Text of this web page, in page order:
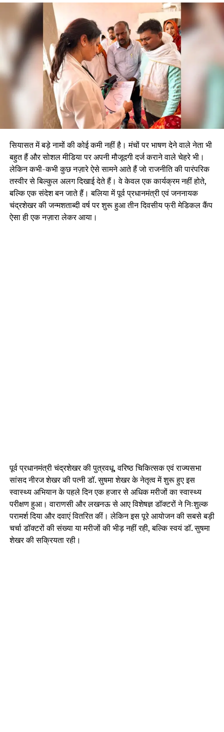
सियासत में बड़े नामों की कोई कमी नहीं है। मंचों पर भाषण देने वाले नेता भी
बहुत हैं और सोशल मीडिया पर अपनी मौजूदगी दर्ज कराने वाले चेहरे भी।
लेकिन कभी-कभी कुछ नज़ारे ऐसे सामने आते हैं जो राजनीति की पारंपरिक
तस्वीर से बिल्कुल अलग दिखाई देते हैं। वे केवल एक कार्यक्रम नहीं होते,
बल्कि एक संदेश बन जाते हैं। बलिया में पूर्व प्रधानमंत्री एवं जननायक
चंद्रशेखर की जन्मशताब्दी वर्ष पर शुरू हुआ तीन दिवसीय फ्री मेडिकल कैंप
ऐसा ही एक नज़ारा लेकर आया।
पूर्व प्रधानमंत्री चंद्रशेखर की पुत्रवधू, वरिष्ठ चिकित्सक एवं राज्यसभा
सांसद नीरज शेखर की पत्नी डॉ. सुषमा शेखर के नेतृत्व में शुरू हुए इस
स्वास्थ्य अभियान के पहले दिन एक हजार से अधिक मरीजों का स्वास्थ्य
परीक्षण हुआ। वाराणसी और लखनऊ से आए विशेषज्ञ डॉक्टरों ने निःशुल्क
परामर्श दिया और दवाएं वितरित कीं। लेकिन इस पूरे आयोजन की सबसे बड़ी
चर्चा डॉक्टरों की संख्या या मरीजों की भीड़ नहीं रही, बल्कि स्वयं डॉ. सुषमा
शेखर की सक्रियता रही।